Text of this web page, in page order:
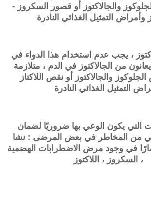
والجالاكتوز أو قصور السكروز -
وأمراض التمثيل الغذائي النادرة
، يجب عدم استخدام هذا الدواء في
من الجالاكتوز في الدم ، متلازمة
والجالاكتوز أو نقص اللاكتاز
التمثيل الغذائي النادرة
التي يكون الوعي بها ضروريًا لضمان
من المخاطر في بعض المرضى : نشا
في وجود مرض الاضطرابات الهضمية
، السكروز ، اللاكتوز